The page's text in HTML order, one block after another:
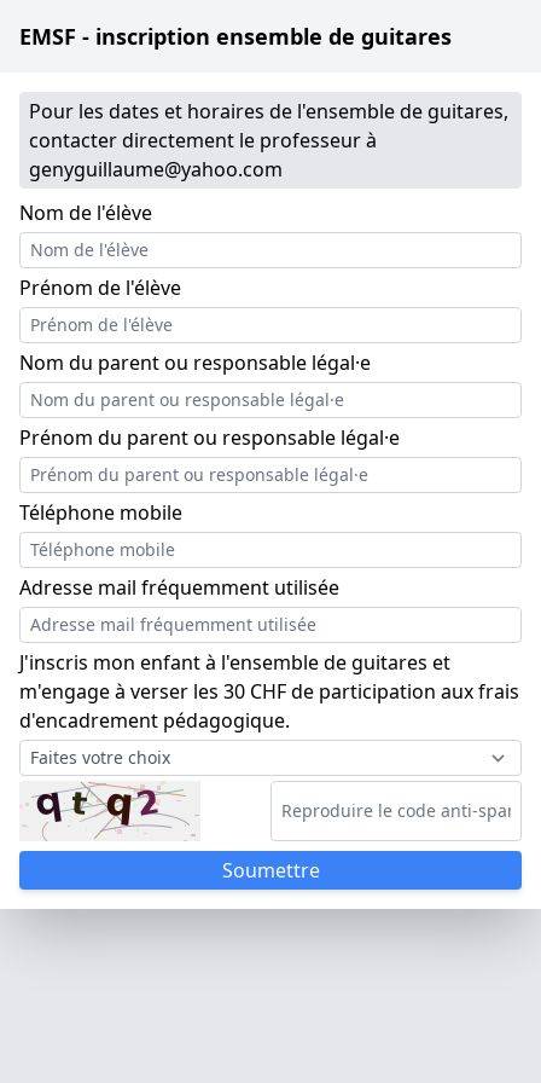
EMSF - inscription ensemble de guitares
Pour les dates et horaires de l'ensemble de guitares,
contacter directement le professeur à
genyguillaume@yahoo.com
Nom de l'élève
Prénom de l'élève
Nom du parent ou responsable légal·e
Prénom du parent ou responsable légal·e
Téléphone mobile
Adresse mail fréquemment utilisée
J'inscris mon enfant à l'ensemble de guitares et
m'engage à verser les 30 CHF de participation aux frais
d'encadrement pédagogique.